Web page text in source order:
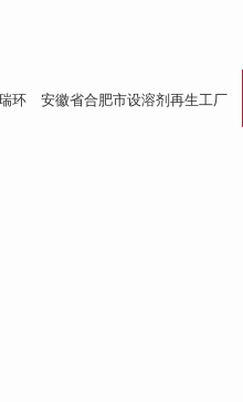
环 安徽省合肥市设溶剂再生工厂